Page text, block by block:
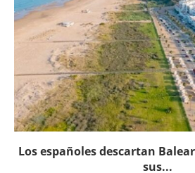
Los españoles descartan
sus...